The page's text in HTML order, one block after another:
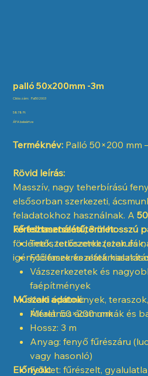
palló 50x200mm -3m
Cikkszám: Cikkszám:
Pal502003
Ár
5878 Ft
ÁFA beleértve
Terméknév: Palló 50×200 mm
Rövid leírás:
Masszív, nagy teherbírású
elsősorban szerkezeti,
feladatokhoz használnak. A
keresztmetszetű, 3 m hosszú
födémek, tetőszerkezetek és
igénylő faszerkezetek
Fő felhasználási terület:
Tetőszerkezetek
Födémek és
Vázszerkezetek és
faépítmények
Kerti építmények,
Általános ácsmunkák és
Műszaki adatok:
Méret: 50×200 mm
Hossz: 3 m
Anyag: fenyő fűrészáru
vagy hasonló)
Felület: fűrészelt,
Előnyök: